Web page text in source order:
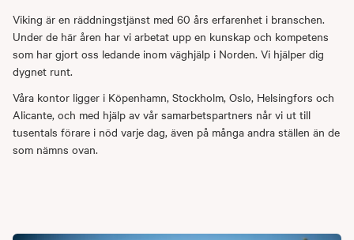
Viking är en räddningstjänst med 60 års erfarenhet i branschen.
Under de här åren har vi arbetat upp en kunskap och kompetens
som har gjort oss ledande inom väghjälp i Norden. Vi hjälper dig
dygnet runt.
Våra kontor ligger i Köpenhamn, Stockholm, Oslo, Helsingfors och
Alicante, och med hjälp av vår samarbetspartners når vi ut till
tusentals förare i nöd varje dag, även på många andra ställen än de
som nämns ovan.